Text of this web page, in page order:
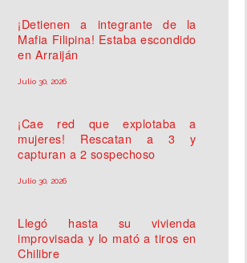
¡Detienen a integrante de la
Mafia Filipina! Estaba escondido
en Arraiján
Julio 30, 2026
¡Cae red que explotaba a
mujeres! Rescatan a 3 y
capturan a 2 sospechoso
Julio 30, 2026
Llegó hasta su vivienda
improvisada y lo mató a tiros en
Chilibre